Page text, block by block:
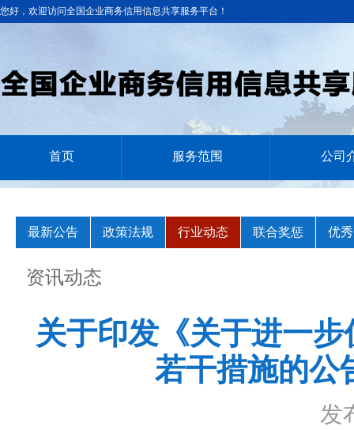
您好，欢迎访问全国企业商务信用信息共享服务平台！
首页 服务范围 公司
最新公告 政策法规 行业动态 联合奖惩 优
资讯动态
关于印发《关于进一
若干措施的公
发